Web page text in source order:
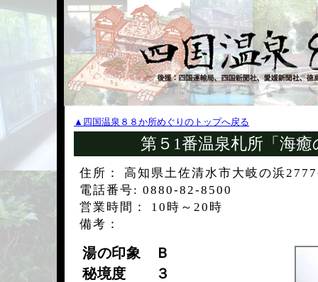
▲四国温泉８８か所めぐりのトップへ戻る
第５1番温泉札所「海癒
住所： 高知県土佐清水市大岐の浜
電話番号: 0880-82-8500
営業時間： 10時～20時
備考：
湯の印象 Ｂ
秘境度 ３